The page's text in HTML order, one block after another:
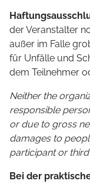
der Veranstalter
außer im Falle
für Unfälle und
dem Teilnehmer
Neither the
responsible
or due to gross
damages to
participant or
Bei der